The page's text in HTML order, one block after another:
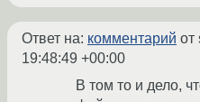
Ответ на: комментарий от
19:48:49 +00:00
В том то и дело,